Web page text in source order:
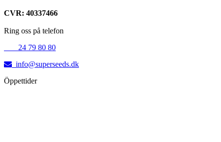
CVR: 40337466
Ring oss på telefon
24 79 80 80
info@superseeds.dk
Öppettider